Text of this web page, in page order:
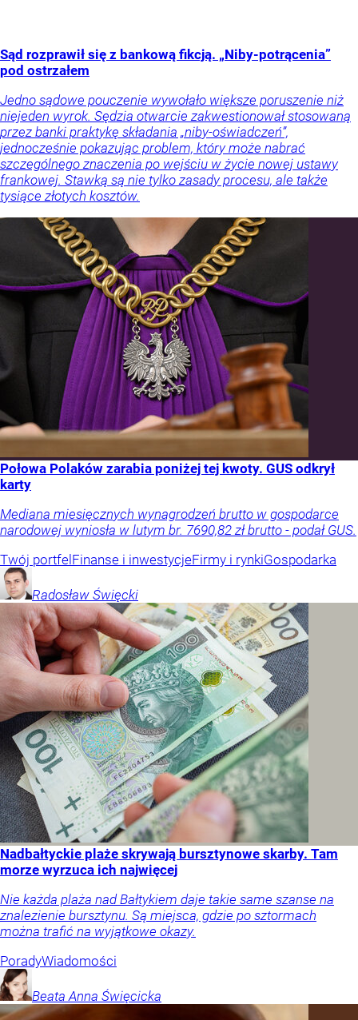
Sąd rozprawił się z bankową fikcją. „Niby-potrącenia”
pod ostrzałem
Jedno sądowe pouczenie wywołało większe poruszenie niż
niejeden wyrok. Sędzia otwarcie zakwestionował stosowaną
przez banki praktykę składania „niby-oświadczeń”,
jednocześnie pokazując problem, który może nabrać
szczególnego znaczenia po wejściu w życie nowej ustawy
frankowej. Stawką są nie tylko zasady procesu, ale także
tysiące złotych kosztów.
Połowa Polaków zarabia poniżej tej kwoty. GUS odkrył
karty
Mediana miesięcznych wynagrodzeń brutto w gospodarce
narodowej wyniosła w lutym br. 7690,82 zł brutto - podał GUS.
Twój portfelFinanse i inwestycjeFirmy i rynkiGospodarka
Radosław Święcki
Nadbałtyckie plaże skrywają bursztynowe skarby. Tam
morze wyrzuca ich najwięcej
Nie każda plaża nad Bałtykiem daje takie same szanse na
znalezienie bursztynu. Są miejsca, gdzie po sztormach
można trafić na wyjątkowe okazy.
PoradyWiadomości
Beata Anna Święcicka